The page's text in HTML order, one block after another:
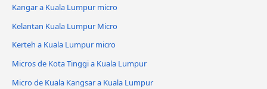
Kangar a Kuala Lumpur micro
Kelantan Kuala Lumpur Micro
Kerteh a Kuala Lumpur micro
Micros de Kota Tinggi a Kuala Lumpur
Micro de Kuala Kangsar a Kuala Lumpur